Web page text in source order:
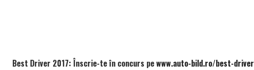
Best Driver 2017: Înscrie-te în concurs pewww.auto-bild.ro/best-driver